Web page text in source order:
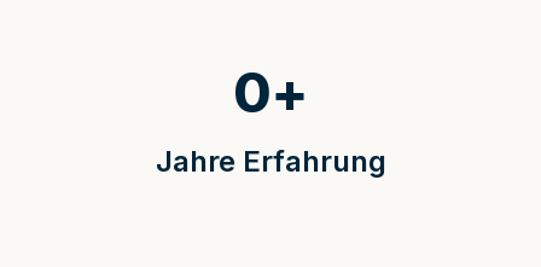
Jahre Erfahrung
0+